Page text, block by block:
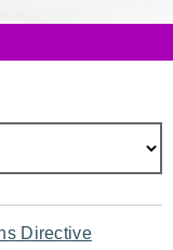
Directive